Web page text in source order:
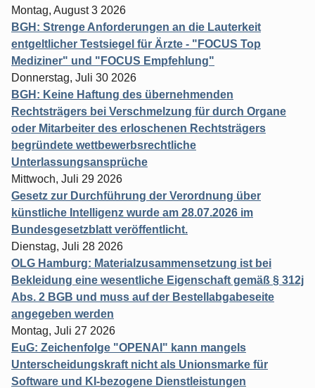
Montag, August 3 2026
BGH: Strenge Anforderungen an die Lauterkeit
entgeltlicher Testsiegel für Ärzte - "FOCUS Top
Mediziner" und "FOCUS Empfehlung"
Donnerstag, Juli 30 2026
BGH: Keine Haftung des übernehmenden
Rechtsträgers bei Verschmelzung für durch Organe
oder Mitarbeiter des erloschenen Rechtsträgers
begründete wettbewerbsrechtliche
Unterlassungsansprüche
Mittwoch, Juli 29 2026
Gesetz zur Durchführung der Verordnung über
künstliche Intelligenz wurde am 28.07.2026 im
Bundesgesetzblatt veröffentlicht.
Dienstag, Juli 28 2026
OLG Hamburg: Materialzusammensetzung ist bei
Bekleidung eine wesentliche Eigenschaft gemäß § 312j
Abs. 2 BGB und muss auf der Bestellabgabeseite
angegeben werden
Montag, Juli 27 2026
EuG: Zeichenfolge "OPENAI" kann mangels
Unterscheidungskraft nicht als Unionsmarke für
Software und KI-bezogene Dienstleistungen